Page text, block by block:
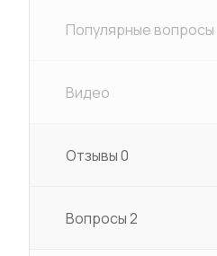
Популярные вопросы
Видео
Отзывы0
Вопросы2